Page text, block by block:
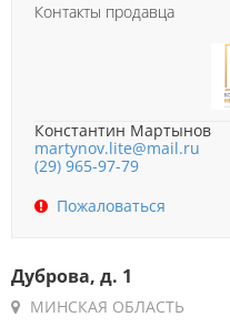
Контакты продавца
Константин Мартынов
martynov.lite@mail.ru
(29) 965-97-79
Пожаловаться
Дуброва, д. 1
МИНСКАЯ ОБЛАСТЬ